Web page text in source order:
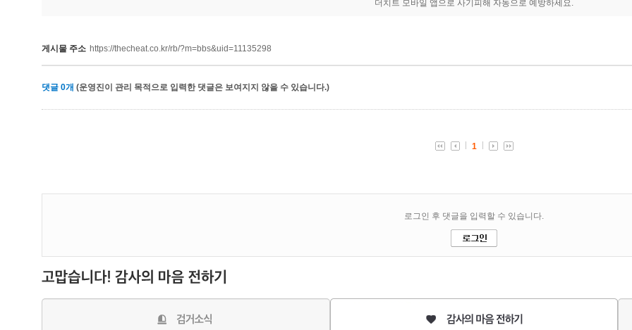
더치트 모바일 앱으로 사기피해 자동으로 예방하세요.
게시물 주소 https://thecheat.co.kr/rb/?m=bbs&uid=11135298
댓글 0개 (운영진이 관리 목적으로 입력한 댓글은 보여지지 않을 수 있습니다.)